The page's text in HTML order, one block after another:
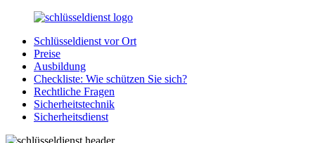
Zurück
Inhalt
SchluesseldienstDirekt.de
Ihre
Notlage
wird
gelöst!
Schlüsseldienst vor Ort
Preise
Ausbildung
Checkliste: Wie schützen Sie sich?
Rechtliche Fragen
Sicherheitstechnik
Sicherheitsdienst